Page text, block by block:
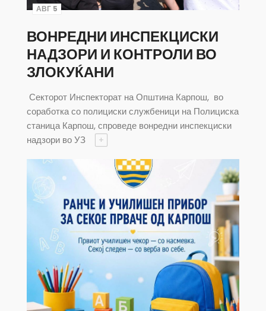
АВГ 5
ВОНРЕДНИ ИНСПЕКЦИСКИ
НАДЗОРИ И КОНТРОЛИ ВО
ЗЛОКУЌАНИ
Секторот Инспекторат на Општина Карпош, во
соработка со полициски службеници на Полициска
станица Карпош, спроведе вонредни инспекциски
надзори во УЗ
+